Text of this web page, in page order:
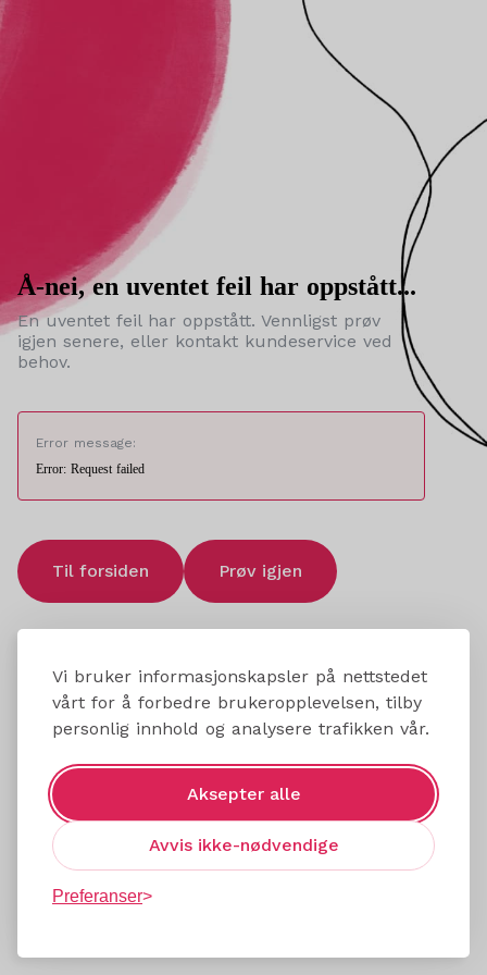
Vi bruker informasjonskapsler på nettstedet
vårt for å forbedre brukeropplevelsen, tilby
personlig innhold og analysere trafikken vår.
Aksepter alle
Avvis ikke-nødvendige
Preferanser
Å-nei, en uventet feil har oppstått...
En uventet feil har oppstått. Vennligst prøv
igjen senere, eller kontakt kundeservice ved
behov.
Error message:
Error: Request failed
Til forsiden Prøv igjen